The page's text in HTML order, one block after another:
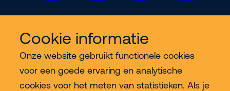
Cookie informatie
Onze website gebruikt functionele cookies
voor een goede ervaring en analytische
cookies voor het meten van statistieken. Als je
Meer Riwal
Industries